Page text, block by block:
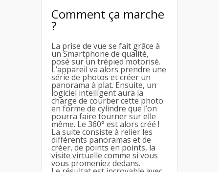
Comment ça marche
?
La prise de vue se fait grâce à
un Smartphone de qualité,
posé sur un trépied motorisé.
L’appareil va alors prendre une
série de photos et créer un
panorama à plat. Ensuite, un
logiciel intelligent aura la
charge de courber cette photo
en forme de cylindre que l’on
pourra faire tourner sur elle
même. Le 360° est alors créé !
La suite consiste à relier les
différents panoramas et de
créer, de points en points, la
visite virtuelle comme si vous
vous promeniez dedans.